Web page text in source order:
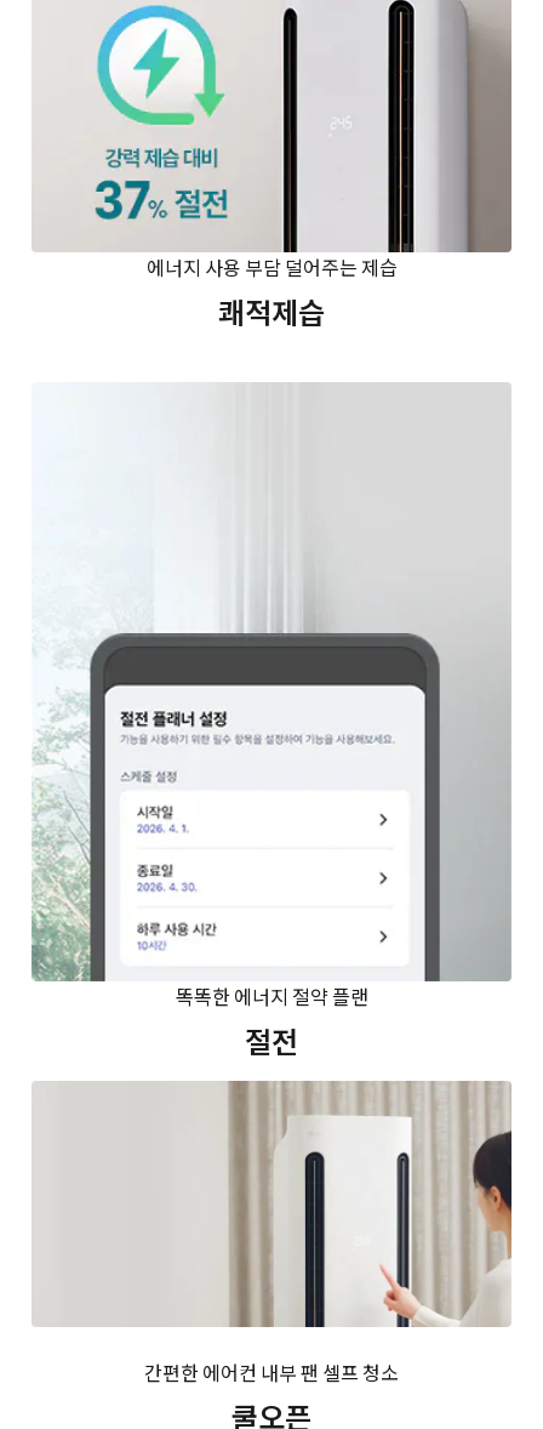
에너지 사용 부담 덜어주는 제습
쾌적제습
똑똑한 에너지 절약 플랜
절전
간편한 에어컨 내부 팬 셀프 청소
쿨오픈